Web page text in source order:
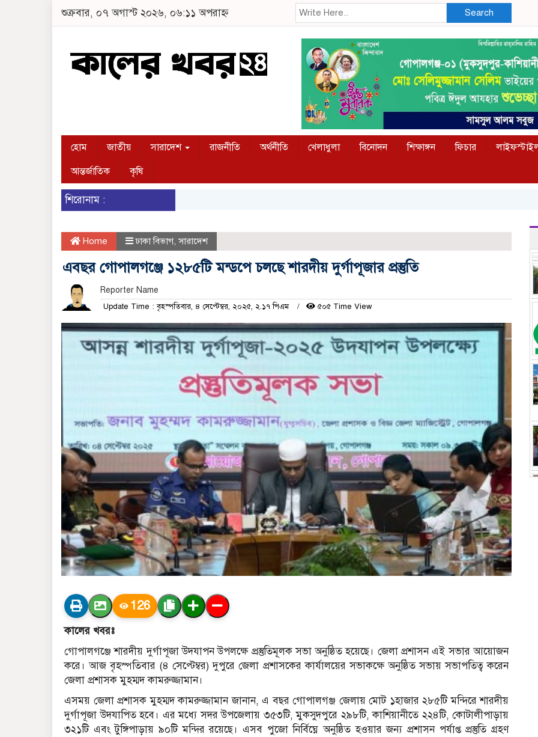
শুক্রবার, ০৭ অগাস্ট ২০২৬, ০৬:১১ অপরাহ্ন Search
হোম জাতীয় সারাদেশ রাজনীতি অর্থনীতি খেলাধুলা বিনোদন শিক্ষাঙ্গন ফিচার
আন্তর্জাতিক
কৃষি
শিরোনাম :
Home ঢাকা বিভাগ,সারাদেশ
এবছর গোপালগঞ্জে ১২৮৫টি মন্ডপে চলছে শারদীয় দুর্গাপূজার প্রস্তুতি
Reporter Name
Update Time : বৃহস্পতিবার, ৪ সেপ্টেম্বর, ২০২৫, ২.১৭ পিএম ৫০৫ Time View
126
কালের খবরঃ
গোপালগঞ্জে শারদীয় দুর্গাপূজা উদযাপন উপলক্ষে প্রস্তুতিমূলক সভা অনুষ্ঠিত হয়েছে। জেলা প্রশাসন এই সভার আয়োজন
করে। আজ বৃহস্পতিবার (৪ সেপ্টেম্বর) দুপুরে জেলা প্রশাসকের কার্যালয়ের সভাকক্ষে অনুষ্ঠিত সভায় সভাপতিত্ব করেন
জেলা প্রশাসক মুহম্মদ কামরুজ্জামান।
এসময় জেলা প্রশাসক মুহম্মদ কামরুজ্জামান জানান, এ বছর গোপালগঞ্জ জেলায় মোট ১হাজার ২৮৫টি মন্দিরে শারদীয়
দুর্গাপূজা উদযাপিত হবে। এর মধ্যে সদর উপজেলায় ৩৫৩টি, মুকসুদপুরে ২৯৮টি, কাশিয়ানীতে ২২৪টি, কোটালীপাড়ায়
৩২১টি এবং টুঙ্গিপাড়ায় ৯০টি মন্দির রয়েছে। এসব পুজো নির্বিঘ্নে অনুষ্ঠিত হওয়ার জন্য প্রশাসন পর্যাপ্ত প্রস্তুতি গ্রহণ